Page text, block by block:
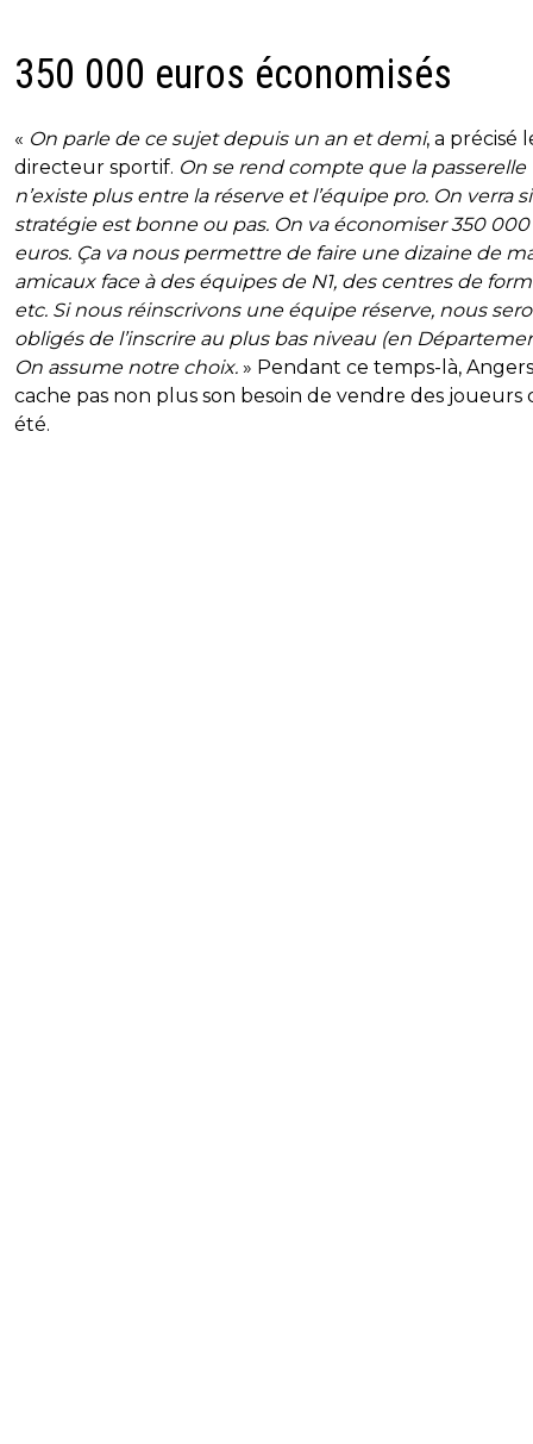
350 000 euros économisés
« On parle de ce sujet depuis un an et demi, a précisé
directeur sportif. On se rend compte que la passerelle
n’existe plus entre la réserve et l’équipe pro. On verra
stratégie est bonne ou pas. On va économiser 350 000
euros. Ça va nous permettre de faire une dizaine de
amicaux face à des équipes de N1, des centres de
etc. Si nous réinscrivons une équipe réserve, nous
obligés de l’inscrire au plus bas niveau (en
On assume notre choix. » Pendant ce temps-là,
cache pas non plus son besoin de vendre des joueurs
été.